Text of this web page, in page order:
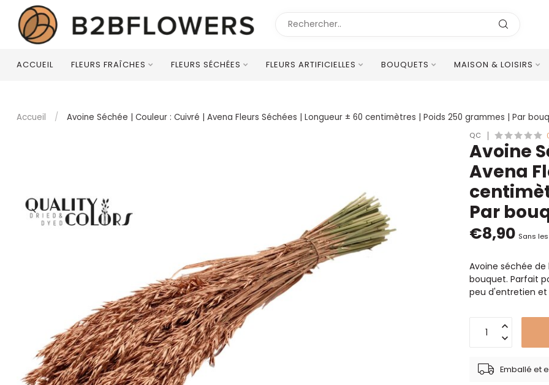
ACCUEIL FLEURS FRAÎCHES FLEURS SÉCHÉES FLEURS ARTIFICIELLES BOUQUETS MAISON & LOISIRS
Accueil / Avoine Séchée | Couleur : Cuivré | Avena Fleurs Séchées | Longueur ± 60 centimètres | Poids 250 grammes | Par
QC
Avoine
Avena
Par
€8,90 Sans
Avoine séchée
bouquet. Parfait
peu d'entretien
Emballé et